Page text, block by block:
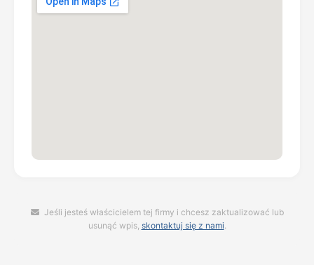
Jeśli jesteś właścicielem tej firmy i chcesz zaktualizować lub
usunąć wpis, skontaktuj się z nami.